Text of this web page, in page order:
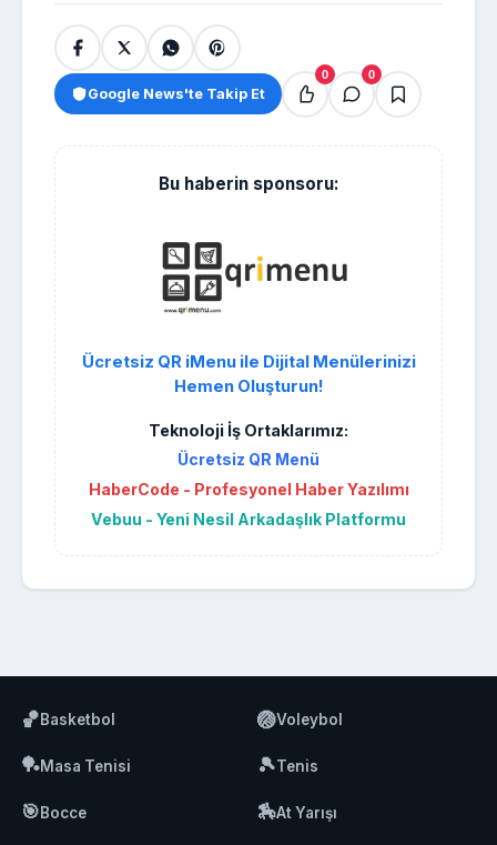
Google News'te Takip Et
0 0
Bu haberin sponsoru:
Ücretsiz QR iMenu ile Dijital Menülerinizi
Hemen Oluşturun!
Teknoloji İş Ortaklarımız:
Ücretsiz QR Menü
HaberCode - Profesyonel Haber Yazılımı
Vebuu - Yeni Nesil Arkadaşlık Platformu
🏀Basketbol 🏐Voleybol
🏓Masa Tenisi 🎾Tenis
🎯Bocce 🏇At Yarışı